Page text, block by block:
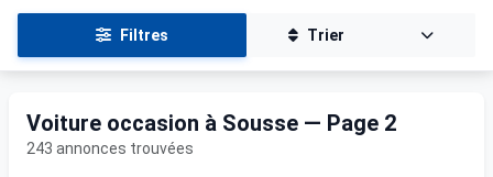
Filtres Trier
Voiture occasion à Sousse — Page 2
243 annonces trouvées